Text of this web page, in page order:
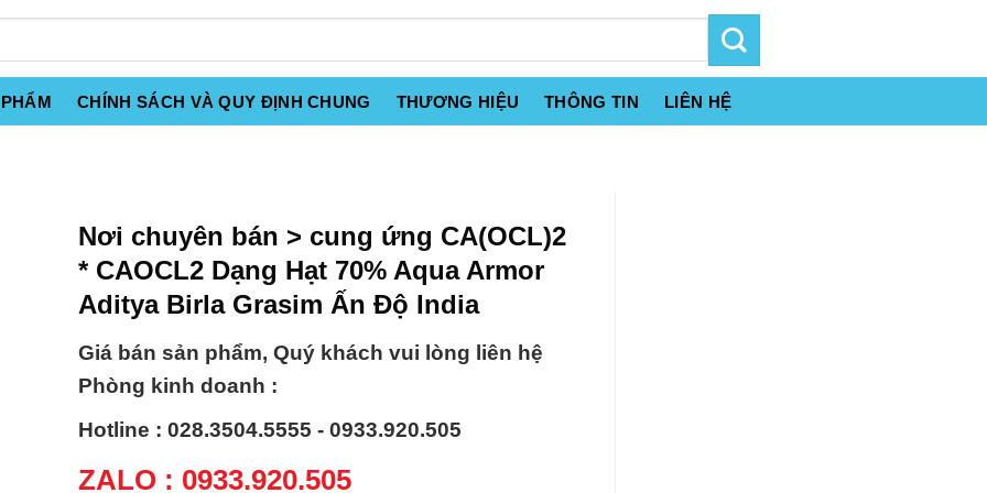
CHÍNH SÁCH VÀ QUY ĐỊNH CHUNG THƯƠNG HIỆU THÔNG TIN LIÊN HỆ
Nơi chuyên bán > cung ứng CA(OCL)2
* CAOCL2 Dạng Hạt 70% Aqua Armor
Aditya Birla Grasim Ấn Độ India
Giá bán sản phẩm, Quý khách vui lòng liên hệ
Phòng kinh doanh :
Hotline : 028.3504.5555 - 0933.920.505
ZALO : 0933.920.505